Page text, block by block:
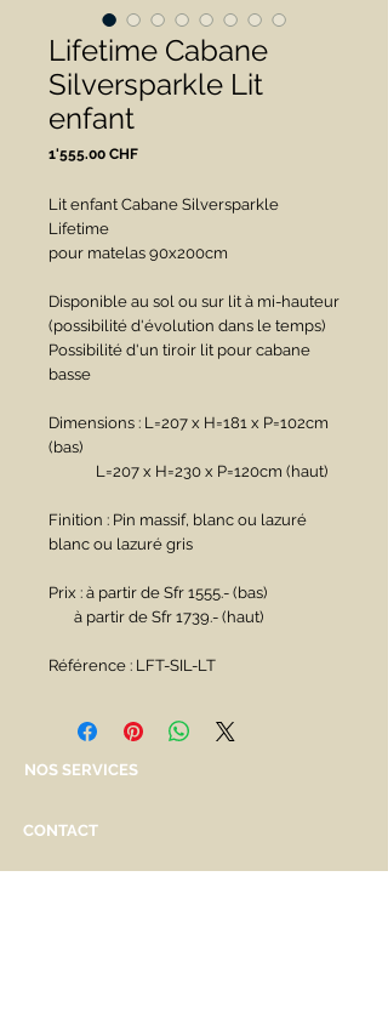
Lifetime Cabane
Silversparkle Lit
enfant
1'555.00 CHFPrix
Lit enfant Cabane Silversparkle
Lifetime
pour matelas 90x200cm
Disponible au sol ou sur lit à mi-hauteur
(possibilité d'évolution dans le temps)
Possibilité d'un tiroir lit pour cabane
basse
Dimensions : L=207 x H=181 x P=102cm
(bas)
             L=207 x H=230 x P=120cm (haut)
Finition : Pin massif, blanc ou lazuré
blanc ou lazuré gris
Prix : à partir de Sfr 1555.- (bas)
       à partir de Sfr 1739.- (haut)
Référence : LFT-SIL-LT
NOS SERVICES
CONTACT